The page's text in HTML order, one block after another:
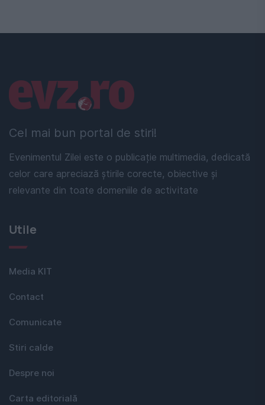
Cel mai bun portal de stiri!
Evenimentul Zilei este o publicație multimedia, dedicată
celor care apreciază știrile corecte, obiective și
relevante din toate domeniile de activitate
Linkuri utile
Utile
Media KIT
Contact
Comunicate
Stiri calde
Despre noi
Carta editorială